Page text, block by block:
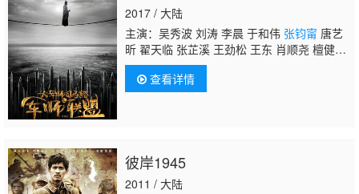
2017 / 大陆
主演：吴秀波 刘涛 李晨 于和伟 张钧甯 唐艺
昕 翟天临 张芷溪 王劲松 王东 肖顺尧 檀健
次 章贺 刘欢 杜奕衡 曹磊 来喜 陆思宇 王仁
君 陆妍淇 黄俊鹏 王伯昭 许还山 褚栓忠 张志
忠 李佑伟 张逗逗 蒲萄 陈喆伦 韩东 时光 陈之
查看详情
彼岸1945
2011 / 大陆